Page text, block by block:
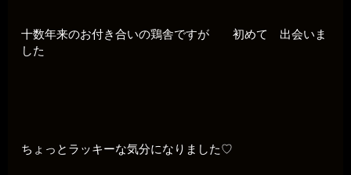
十数年来のお付き合いの鶏舎ですが 初めて 出会いま
した
ちょっとラッキーな気分になりました♡